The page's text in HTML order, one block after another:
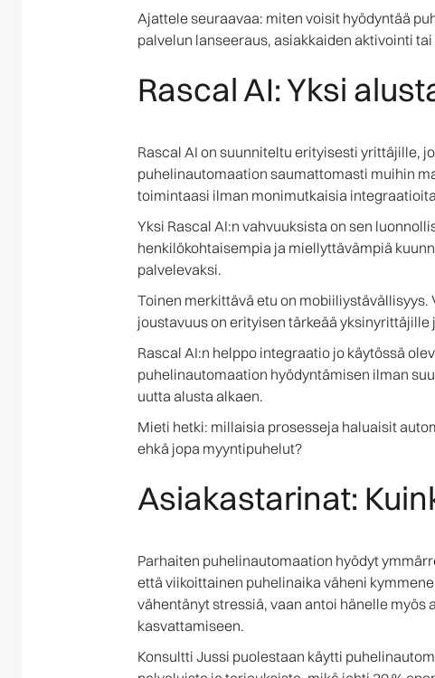
Ajattele seuraavaa: miten voisit hyödyntää
palvelun lanseeraus, asiakkaiden aktivointi
Rascal AI: Yksi
Rascal AI on suunniteltu erityisesti yrittäjille,
puhelinautomaation saumattomasti muihin
toimintaasi ilman monimutkaisia
Yksi Rascal AI:n vahvuuksista on sen
henkilökohtaisempia ja miellyttävämpiä
palvelevaksi.
Toinen merkittävä etu on
joustavuus on erityisen tärkeää
Rascal AI:n helppo integraatio jo käytössä
puhelinautomaation hyödyntämisen ilman
uutta alusta alkaen.
Mieti hetki: millaisia prosesseja haluaisit
ehkä jopa myyntipuhelut?
Asiakastarinat:
Parhaiten puhelinautomaation hyödyt
että viikoittainen puhelinaika väheni
vähentänyt stressiä, vaan antoi hänelle
kasvattamiseen.
Konsultti Jussi puolestaan käytti